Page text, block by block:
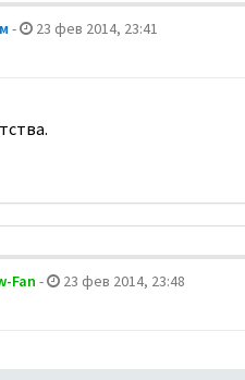
- 23 фев 2014, 23:41
Fan - 23 фев 2014, 23:48